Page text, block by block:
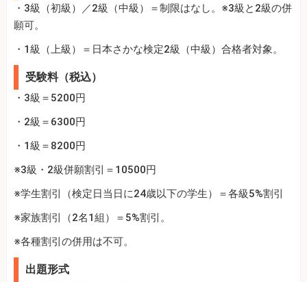
・3級（初級）／2級（中級）＝制限はなし。※3級と2級の併
願可。
・1級（上級）＝日本さかな検定2級（中級）合格者対象。
受験料（税込）
・3級＝5200円
・2級＝6300円
・1級＝8200円
※3級・2級併願割引＝10500円
※学生割引（検定日当日に24歳以下の学生）＝各級5%割引
※家族割引（2名1組）＝5%割引。
※各種割引の併用は不可。
出題形式